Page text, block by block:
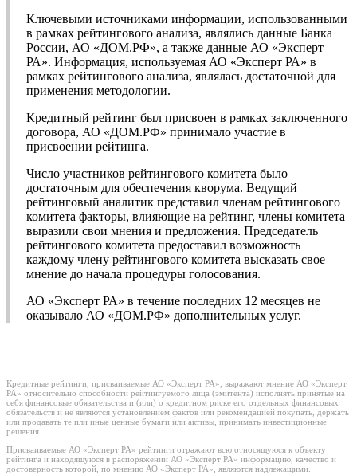
Ключевыми источниками информации, использованными
в рамках рейтингового анализа, являлись данные Банка
России, АО «ДОМ.РФ», а также данные АО «Эксперт
РА». Информация, используемая АО «Эксперт РА» в
рамках рейтингового анализа, являлась достаточной для
применения методологии.
Кредитный рейтинг был присвоен в рамках заключенного
договора, АО «ДОМ.РФ» принимало участие в
присвоении рейтинга.
Число участников рейтингового комитета было
достаточным для обеспечения кворума. Ведущий
рейтинговый аналитик представил членам рейтингового
комитета факторы, влияющие на рейтинг, члены комитета
выразили свои мнения и предложения. Председатель
рейтингового комитета предоставил возможность
каждому члену рейтингового комитета высказать свое
мнение до начала процедуры голосования.
АО «Эксперт РА» в течение последних 12 месяцев не
оказывало АО «ДОМ.РФ» дополнительных услуг.
Кредитные рейтинги, присваиваемые АО «Эксперт РА», выражают мнение АО «Эксперт
РА» относительно способности рейтингуемого лица (эмитента) исполнять принятые на
себя финансовые обязательства и (или) о кредитном риске его отдельных финансовых
обязательств и не являются установлением фактов или рекомендацией покупать, держать
или продавать те или иные ценные бумаги или активы, принимать инвестиционные
решения.
Присваиваемые АО «Эксперт РА» рейтинги отражают всю относящуюся к объекту
рейтинга и находящуюся в распоряжении АО «Эксперт РА» информацию, качество и
достоверность которой, по мнению АО «Эксперт РА», являются надлежащими.